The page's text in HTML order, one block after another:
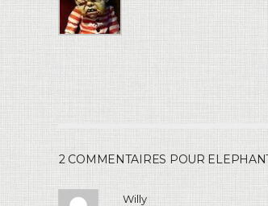
2 COMMENTAIRES POUR
Willy